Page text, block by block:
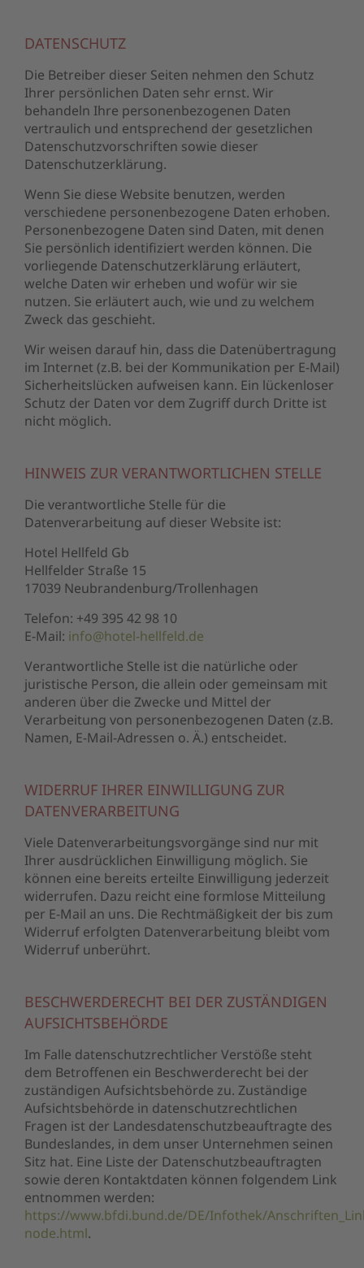
DATENSCHUTZ
Die Betreiber dieser Seiten nehmen den Schutz
Ihrer persönlichen Daten sehr ernst. Wir
behandeln Ihre personenbezogenen Daten
vertraulich und entsprechend der gesetzlichen
Datenschutzvorschriften sowie dieser
Datenschutzerklärung.
Wenn Sie diese Website benutzen, werden
verschiedene personenbezogene Daten erhoben.
Personenbezogene Daten sind Daten, mit denen
Sie persönlich identifiziert werden können. Die
vorliegende Datenschutzerklärung erläutert,
welche Daten wir erheben und wofür wir sie
nutzen. Sie erläutert auch, wie und zu welchem
Zweck das geschieht.
Wir weisen darauf hin, dass die Datenübertragung
im Internet (z.B. bei der Kommunikation per E-Mail)
Sicherheitslücken aufweisen kann. Ein lückenloser
Schutz der Daten vor dem Zugriff durch Dritte ist
nicht möglich.
HINWEIS ZUR VERANTWORTLICHEN STELLE
Die verantwortliche Stelle für die
Datenverarbeitung auf dieser Website ist:
Hotel Hellfeld Gb
Hellfelder Straße 15
17039 Neubrandenburg/Trollenhagen
Telefon: +49 395 42 98 10
E-Mail: info@hotel-hellfeld.de
Verantwortliche Stelle ist die natürliche oder
juristische Person, die allein oder gemeinsam mit
anderen über die Zwecke und Mittel der
Verarbeitung von personenbezogenen Daten (z.B.
Namen, E-Mail-Adressen o. Ä.) entscheidet.
WIDERRUF IHRER EINWILLIGUNG ZUR
DATENVERARBEITUNG
Viele Datenverarbeitungsvorgänge sind nur mit
Ihrer ausdrücklichen Einwilligung möglich. Sie
können eine bereits erteilte Einwilligung jederzeit
widerrufen. Dazu reicht eine formlose Mitteilung
per E-Mail an uns. Die Rechtmäßigkeit der bis zum
Widerruf erfolgten Datenverarbeitung bleibt vom
Widerruf unberührt.
BESCHWERDERECHT BEI DER ZUSTÄNDIGEN
AUFSICHTSBEHÖRDE
Im Falle datenschutzrechtlicher Verstöße steht
dem Betroffenen ein Beschwerderecht bei der
zuständigen Aufsichtsbehörde zu. Zuständige
Aufsichtsbehörde in datenschutzrechtlichen
Fragen ist der Landesdatenschutzbeauftragte des
Bundeslandes, in dem unser Unternehmen seinen
Sitz hat. Eine Liste der Datenschutzbeauftragten
sowie deren Kontaktdaten können folgendem Link
entnommen werden:
https://www.bfdi.bund.de/DE/Infothek/
node.html.